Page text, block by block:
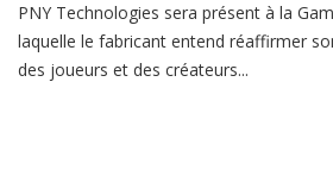
PNY Technologies sera présent à la
laquelle le fabricant entend réaffirmer
des joueurs et des créateurs...